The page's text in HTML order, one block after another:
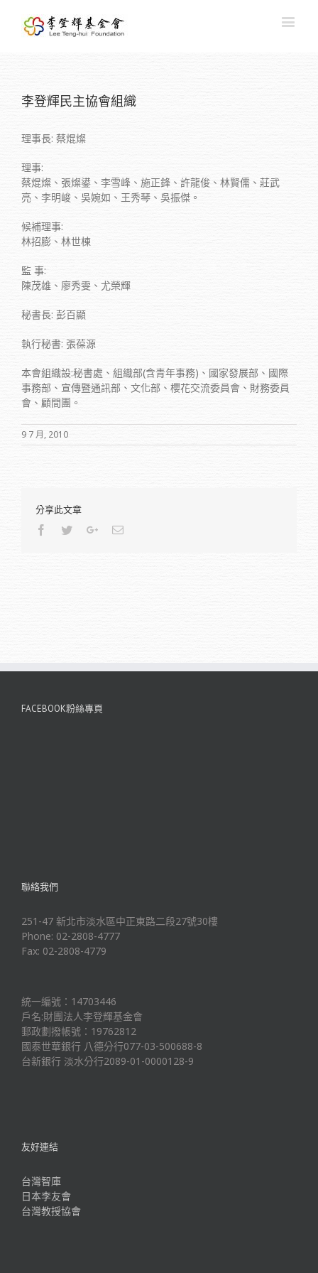
李登輝民主協會組織
理事長: 蔡焜燦
理事:
蔡焜燦、張燦鍙、李雪峰、施正鋒、許龍俊、林賢儒、莊武
亮、李明峻、吳婉如、王秀琴、吳振傑。
候補理事:
林招膨、林世棟
監 事:
陳茂雄、廖秀雯、尤榮輝
秘書長: 彭百顯
執行秘書: 張葆源
本會組織設:秘書處、組織部(含青年事務)、國家發展部、國際
事務部、宣傳暨通訊部、文化部、櫻花交流委員會、財務委員
會、顧間團。
9 7 月, 2010
分享此文章
Facebook
TwitterGoogle+Email
FACEBOOK粉絲專頁
聯絡我們
251-47 新北市淡水區中正東路二段27號30樓
Phone: 02-2808-4777
Fax: 02-2808-4779
統一編號：14703446
戶名:財團法人李登輝基金會
郵政劃撥帳號：19762812
國泰世華銀行 八德分行077-03-500688-8
台新銀行 淡水分行2089-01-0000128-9
友好連結
台灣智庫
日本李友會
台灣教授協會